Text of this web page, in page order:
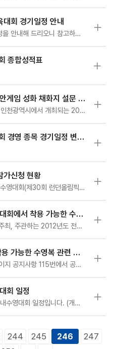
회 경기일정 안내
제목 없음 세부 경기일정을 안내해 드리오니 참고하시기 바랍니다
종합성적표
2013 실내무도아시안게임 성화 채화지 설문 참여 안내
제목 없음 2013년 6월 인천광역시에서 개최되는 2013 실내무도아시안게임의 성화 채화지 선정과 관련하여, 대회…
제84회 동아수영대회 경영 종목 경기일정 변경 안내
가신청 현황
제목 없음 제84회 동아수영대회(제30회 런던올림픽게임 경영 선발대회) 경영 국가대표선수 참가신청 현황 …
2012년도 전국수영대회에서 착용 가능한 수영복 관련 공지사항
제목 없음 본 연맹에서 주최, 주관하는 2012년도 전국수영대회 경영경기에서 착용가능한 수영복 정보를 아래와 같이 알…
전국수영대회에서 착용 가능한 수영복 관련 공지사항
제목 없음 본 연맹 홈페이지 공지사항 115번에서 공지한 바와 관련하여, 본 연맹에서 주최, 주관하는 전국수영대회…
회 일정
제목 없음 2012년도 국내수영대회 일정입니다. (개최일정은 사정에 따라 변경될 수 있음) …
244 245 246
247